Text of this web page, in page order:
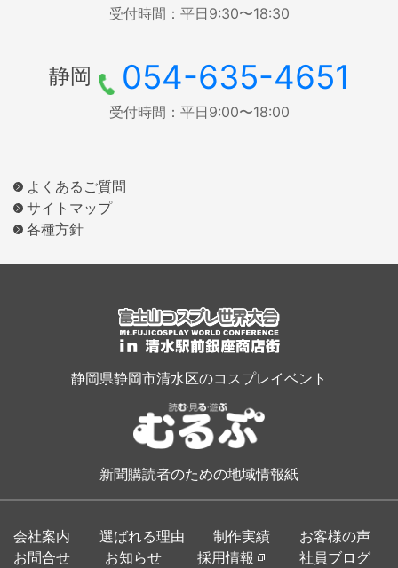
受付時間：平日9:30〜18:30
静岡 054-635-4651
受付時間：平日9:00〜18:00
よくあるご質問
サイトマップ
各種方針
静岡県静岡市清水区のコスプレイベント
新聞購読者のための地域情報紙
会社案内 選ばれる理由 制作実績
お客様の声
お問合せ
お知らせ 採用情報
社員ブログ